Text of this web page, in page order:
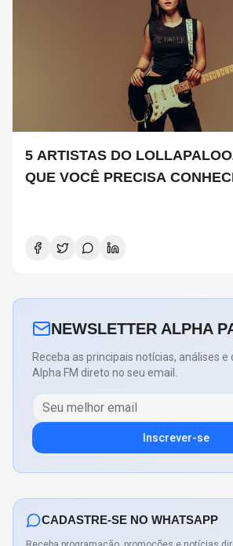
5 ARTISTAS DO
QUE VOCÊ PRECISA
NEWSLETTER ALPHA
Receba as principais notícias, análises e
Alpha FM direto no seu email.
Inscrever-se
CADASTRE-SE NO WHATSAPP